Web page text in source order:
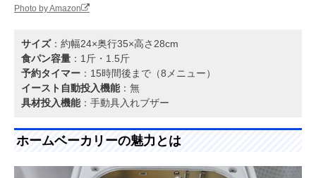
Photo by Amazon
サイズ：約幅24×奥行35×高さ28cm
食パン容量 ：1斤・1.5斤
予約タイマー ：15時間後まで（8メニュー）
イースト自動投入機能：無
具材投入機能：手動具入れブザー
ホームベーカリーの魅力とは